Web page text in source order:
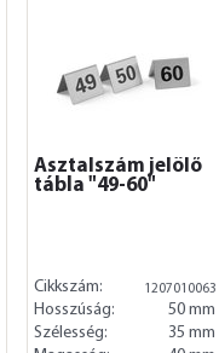
Asztalszám jelölő
tábla "49-60"
Cikkszám: 1207010063
Hosszúság:
50 mm
Szélesség:
35 mm